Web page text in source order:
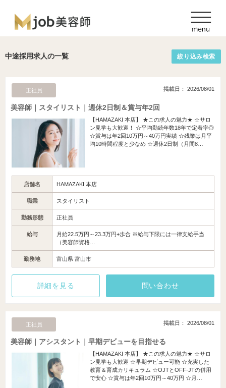
中途採用求人の一覧 絞り込み検索
正社員 掲載日： 2026/08/01
美容師｜スタイリスト｜週休2日制＆賞与年2回
【HAMAZAKI 本店】 ★この求人の魅力★ ☆サロ
ン見学も大歓迎！ ☆平均勤続年数18年で定着率◎
☆賞与は年2回10万円～40万円実績 ☆残業は月平
均10時間程度と少なめ ☆週休2日制（月間8…
店舗名 HAMAZAKI 本店
職業 スタイリスト
勤務形態 正社員
給与
月給22.5万円～23.3万円+歩合 ※給与下限には一律支給手当
（美容師資格…
勤務地 富山県 富山市
詳細を見る 問い合わせ
正社員 掲載日： 2026/08/01
美容師｜アシスタント｜早期デビューを目指せる
【HAMAZAKI 本店】 ★この求人の魅力★ ☆サロ
ン見学も大歓迎 ☆早期デビュー可能 ☆充実した
教育＆育成カリキュラム ☆OJTとOFF-JTの併用
で安心 ☆賞与は年2回10万円～40万円 ☆月…